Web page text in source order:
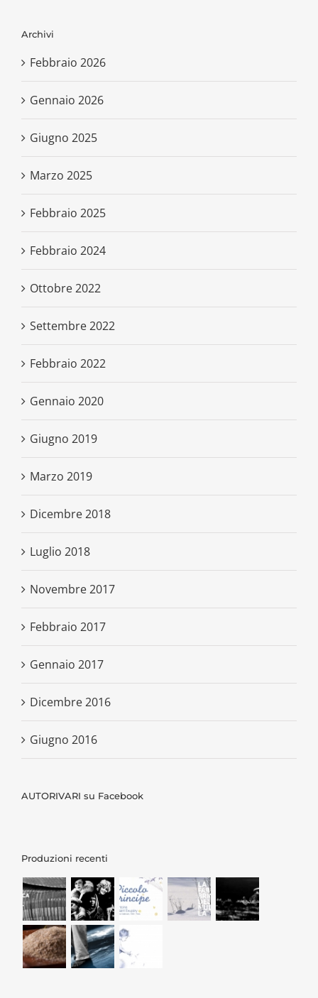
Archivi
Febbraio 2026
Gennaio 2026
Giugno 2025
Marzo 2025
Febbraio 2025
Febbraio 2024
Ottobre 2022
Settembre 2022
Febbraio 2022
Gennaio 2020
Giugno 2019
Marzo 2019
Dicembre 2018
Luglio 2018
Novembre 2017
Febbraio 2017
Gennaio 2017
Dicembre 2016
Giugno 2016
AUTORIVARI su Facebook
Produzioni recenti